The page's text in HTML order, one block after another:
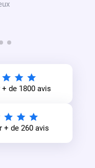
de 1800 avis
+ de 260 avis